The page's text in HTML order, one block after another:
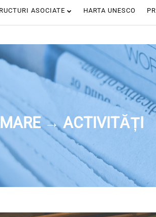
ASOCIATE HARTA UNESCO
→ ACTIVITĂȚI